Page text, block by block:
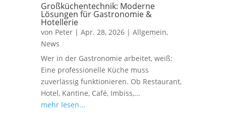
Großküchentechnik: Moderne
Lösungen für Gastronomie &
Hotellerie
von Peter| Apr. 28, 2026| Allgemein,
News
Wer in der Gastronomie arbeitet, weiß:
Eine professionelle Küche muss
zuverlässig funktionieren. Ob Restaurant,
Hotel, Kantine, Café, Imbiss,...
mehr lesen...